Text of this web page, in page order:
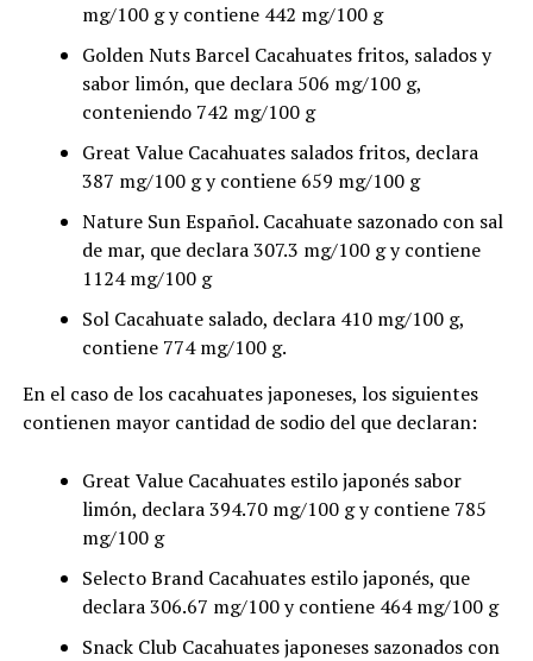
mg/100 g y contiene 442 mg/100 g
Golden Nuts Barcel Cacahuates fritos, salados y
sabor limón, que declara 506 mg/100 g,
conteniendo 742 mg/100 g
Great Value Cacahuates salados fritos, declara
387 mg/100 g y contiene 659 mg/100 g
Nature Sun Español. Cacahuate sazonado con sal
de mar, que declara 307.3 mg/100 g y contiene
1124 mg/100 g
Sol Cacahuate salado, declara 410 mg/100 g,
contiene 774 mg/100 g.
En el caso de los cacahuates japoneses, los siguientes
contienen mayor cantidad de sodio del que declaran:
Great Value Cacahuates estilo japonés sabor
limón, declara 394.70 mg/100 g y contiene 785
mg/100 g
Selecto Brand Cacahuates estilo japonés, que
declara 306.67 mg/100 y contiene 464 mg/100 g
Snack Club Cacahuates japoneses sazonados con